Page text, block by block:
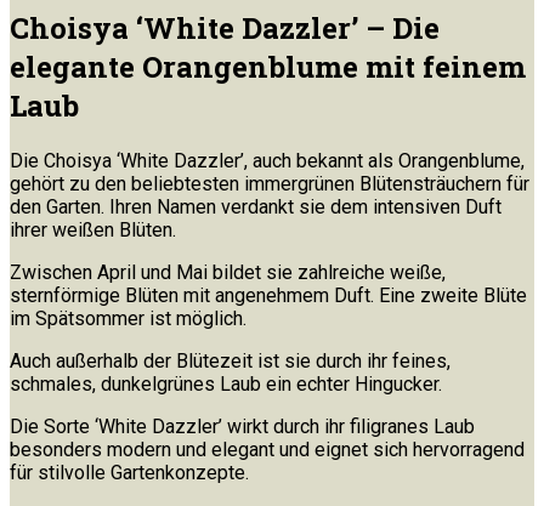
Choisya ‘White Dazzler’ – Die
elegante Orangenblume mit feinem
Laub
Die Choisya ‘White Dazzler’, auch bekannt als Orangenblume,
gehört zu den beliebtesten immergrünen Blütensträuchern für
den Garten. Ihren Namen verdankt sie dem intensiven Duft
ihrer weißen Blüten.
Zwischen April und Mai bildet sie zahlreiche weiße,
sternförmige Blüten mit angenehmem Duft. Eine zweite Blüte
im Spätsommer ist möglich.
Auch außerhalb der Blütezeit ist sie durch ihr feines,
schmales, dunkelgrünes Laub ein echter Hingucker.
Die Sorte ‘White Dazzler’ wirkt durch ihr filigranes Laub
besonders modern und elegant und eignet sich hervorragend
für stilvolle Gartenkonzepte.